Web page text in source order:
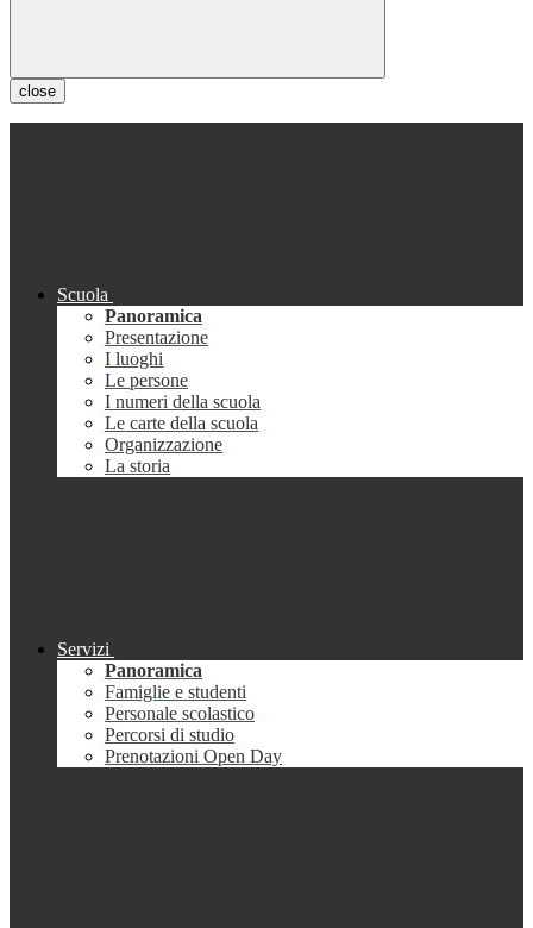
close
Scuola
Panoramica
Presentazione
I luoghi
Le persone
I numeri della scuola
Le carte della scuola
Organizzazione
La storia
Servizi
Panoramica
Famiglie e studenti
Personale scolastico
Percorsi di studio
Prenotazioni Open Day